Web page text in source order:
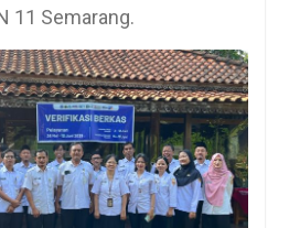
11 Semarang.